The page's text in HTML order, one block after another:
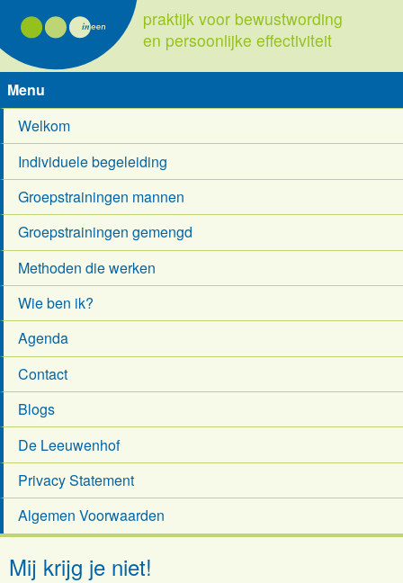
praktijk voor bewustwording
en persoonlijke effectiviteit
Menu
Welkom
Individuele begeleiding
Groepstrainingen mannen
Groepstrainingen gemengd
Methoden die werken
Wie ben ik?
Agenda
Contact
Blogs
De Leeuwenhof
Privacy Statement
Algemen Voorwaarden
Mij krijg je niet!